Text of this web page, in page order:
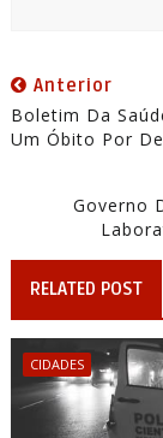
Anterior
Boletim Da
Um Óbito Por
Governo
RELATED POST
CIDADES